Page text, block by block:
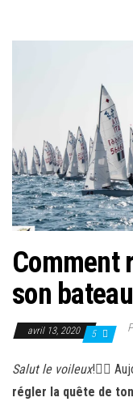
Comment
son
avril 13, 2020 5
Salut le voileux!👱‍♂️
régler la quête de